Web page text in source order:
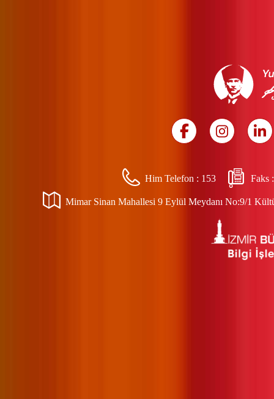
Him Telefon : 153 Faks
Mimar Sinan Mahallesi 9 Eylül Meydanı No:9/1